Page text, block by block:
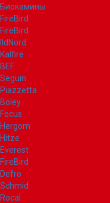
Биокамины
FireBird
FireBird
IldNord
Kalfire
BEF
Seguin
Piazzetta
Boley
Focus
Hergom
Hitze
Everest
FireBird
Defro
Schmid
Rocal